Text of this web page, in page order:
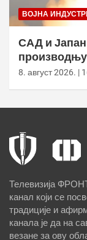
ВОЈНА
САД и
8. август 2026. |
Телевизија
канал који се
традиције и
канала је да на
везане за ову